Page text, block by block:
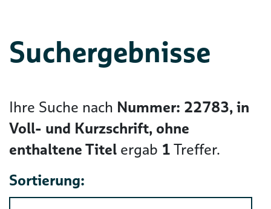
Suchergebnisse
Ihre Suche nach Nummer: 22783, in
Voll- und Kurzschrift, ohne
enthaltene Titel ergab 1Treffer.
Sortierung: